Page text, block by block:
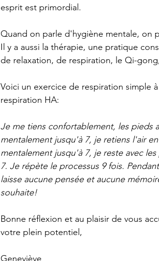
esprit est primordial.
Quand on parle d'hygiène mentale, on
Il y a aussi la thérapie, une pratique
de relaxation, de respiration, le Qi-
Voici un exercice de respiration simple
respiration HA:
Je me tiens confortablement, les
mentalement jusqu'à 7, je retiens l'air
mentalement jusqu'à 7, je reste avec
7. Je répète le processus 9 fois.
laisse aucune pensée et aucune
souhaite!
Bonne réflexion et au plaisir de vous
votre plein potentiel,
Geneviève